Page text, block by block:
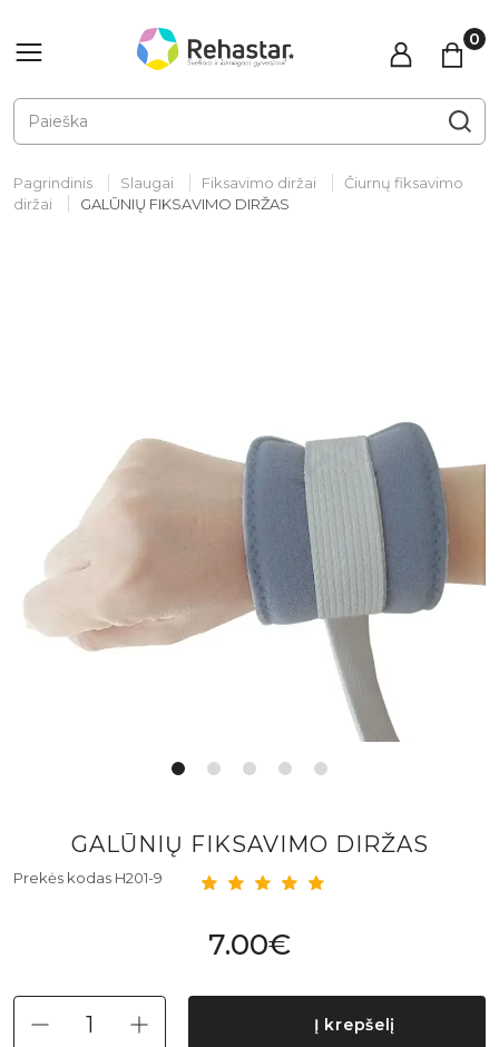
Pagrindinis Slaugai Fiksavimo diržai
Čiurnų fiksavimo
diržai
GALŪNIŲ FIKSAVIMO DIRŽAS
GALŪNIŲ FIKSAVIMO DIRŽAS
Prekės kodas H201-9
7.00€
Į krepšelį